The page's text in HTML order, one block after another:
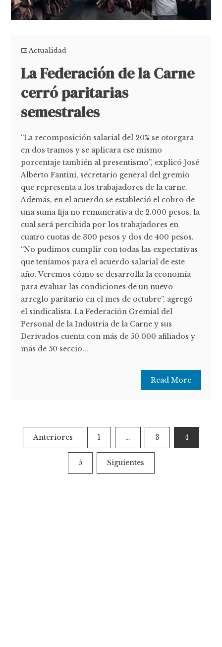
Actualidad
La Federación de la Carne
cerró paritarias
semestrales
“La recomposición salarial del 20% se otorgara
en dos tramos y se aplicara ese mismo
porcentaje también al presentismo”, explicó José
Alberto Fantini, secretario general del gremio
que representa a los trabajadores de la carne.
Además, en el acuerdo se estableció el cobro de
una suma fija no remunerativa de 2.000 pesos, la
cual será percibida por los trabajadores en
cuatro cuotas de 300 pesos y dos de 400 pesos.
“No pudimos cumplir con todas las expectativas
que teníamos para el acuerdo salarial de este
año. Veremos cómo se desarrolla la economía
para evaluar las condiciones de un nuevo
arreglo paritario en el mes de octubre”, agregó
el sindicalista. La Federación Gremial del
Personal de la Industria de la Carne y sus
Derivados cuenta con más de 50.000 afiliados y
más de 50 seccio...
Read More
Paginación
de
entradas
Anteriores 1 … 3 4
5 Siguientes